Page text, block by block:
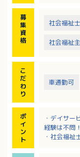
募
集
資
格
社会福祉士
社会福祉
こ
だ
わ
り
車通勤可
ポ
イ
ン
ト
・デイサー
経験は不問！
・社会福祉